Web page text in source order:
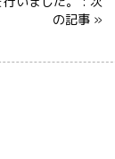
の記事 »